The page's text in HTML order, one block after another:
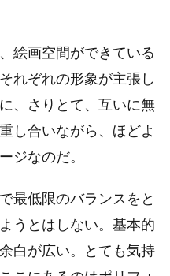
絵画空間ができている
れぞれの形象が主張し
、さりとて、互いに無
し合いながら、ほどよ
ジなのだ。
最低限のバランスをと
うとはしない。基本的
白が広い。とても気持